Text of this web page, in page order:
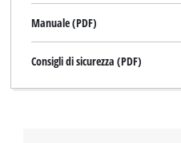
Manuale (PDF)
Consigli di sicurezza (PDF)